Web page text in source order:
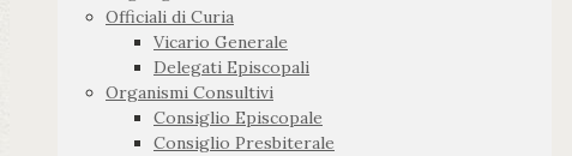
Officiali di Curia
Vicario Generale
Delegati Episcopali
Organismi Consultivi
Consiglio Episcopale
Consiglio Presbiterale